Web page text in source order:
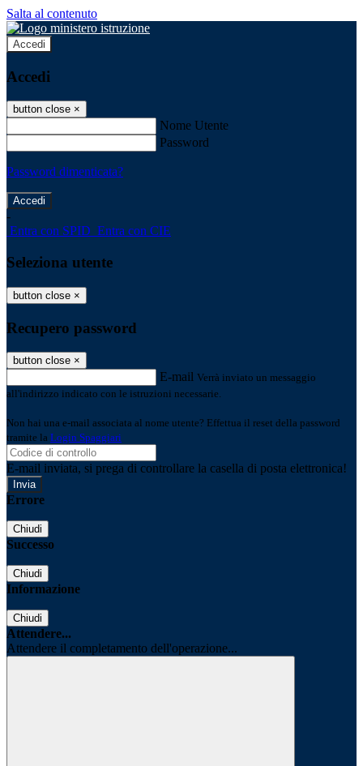
Salta al contenuto
Accedi
Accedi
button close ×
Nome Utente
Password
Password dimenticata?
-
Entra con SPID Entra con CIE
Seleziona utente
button close ×
Recupero password
button close ×
E-mail Verrà inviato un messaggio
all'indirizzo indicato con le istruzioni necessarie.
Non hai una e-mail associata al nome utente? Effettua il reset della password
tramite la Login Spaggiari
E-mail inviata, si prega di controllare la casella di posta elettronica!
Errore
Chiudi
Successo
Chiudi
Informazione
Chiudi
Attendere...
Attendere il completamento dell'operazione...